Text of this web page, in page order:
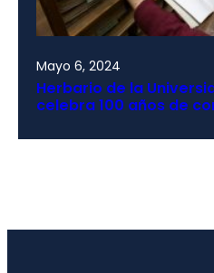
Mayo 6, 2024
Herbario de la
celebra 100 años de